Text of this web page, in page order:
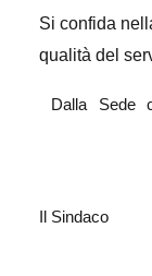
Si confida
qualità del
Dalla Sede
Il Sindaco